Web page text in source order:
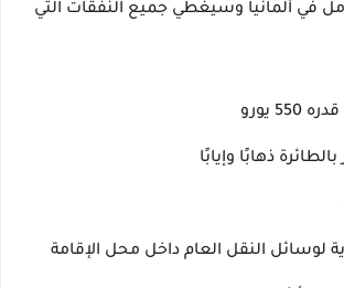
في ألمانيا وسيغطي جميع النفقات التي
يورو
ذهابًا وإيابًا
لوسائل النقل العام داخل محل الإقامة